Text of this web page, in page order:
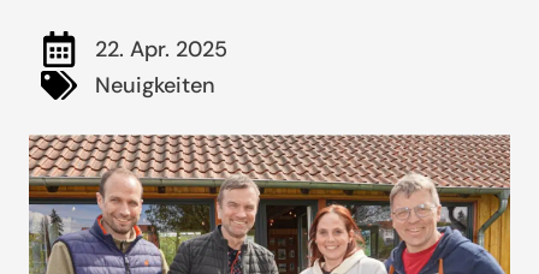
22. Apr. 2025
Neuigkeiten